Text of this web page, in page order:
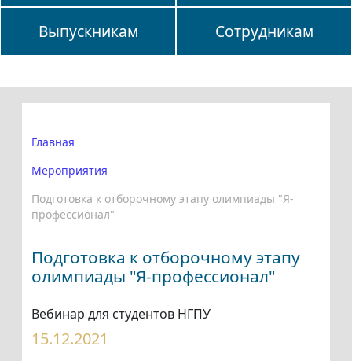
Выпускникам Сотрудникам
Главная
Мероприятия
Подготовка к отборочному этапу олимпиады "Я-
профессионал"
Подготовка к отборочному этапу
олимпиады "Я-профессионал"
Вебинар для студентов НГПУ
15.12.2021